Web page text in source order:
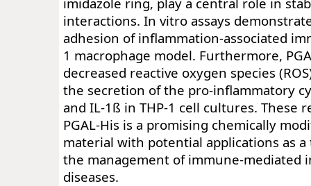
interactions. In vitro assays
adhesion of inflammation-associated
1 macrophage model. Furthermore,
decreased reactive oxygen species
the secretion of the pro-inflammatory
and IL-1ß in THP-1 cell cultures. These
PGAL-His is a promising chemically
material with potential applications as
the management of immune-mediated
diseases.